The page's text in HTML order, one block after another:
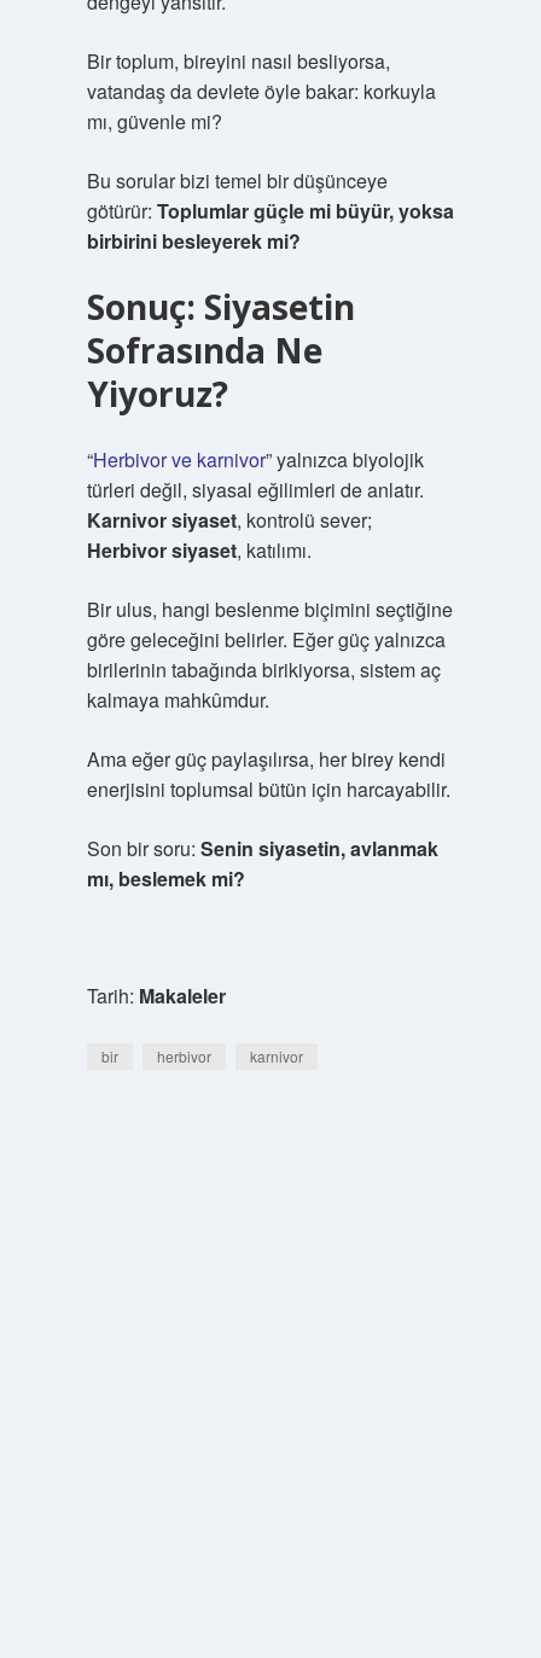
Bir toplum, bireyini nasıl besliyorsa,
vatandaş da devlete öyle bakar: korkuyla
mı, güvenle mi?
Bu sorular bizi temel bir düşünceye
götürür: Toplumlar güçle mi büyür, yoksa
birbirini besleyerek mi?
Sonuç: Siyasetin
Sofrasında Ne
Yiyoruz?
“Herbivor ve karnivor” yalnızca biyolojik
türleri değil, siyasal eğilimleri de anlatır.
Karnivor siyaset, kontrolü sever;
Herbivor siyaset, katılımı.
Bir ulus, hangi beslenme biçimini seçtiğine
göre geleceğini belirler. Eğer güç yalnızca
birilerinin tabağında birikiyorsa, sistem aç
kalmaya mahkûmdur.
Ama eğer güç paylaşılırsa, her birey kendi
enerjisini toplumsal bütün için harcayabilir.
Son bir soru: Senin siyasetin, avlanmak
mı, beslemek mi?
Tarih: Makaleler
bir herbivor karnivor